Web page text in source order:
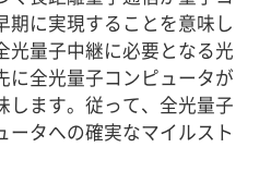
期に実現することを意味し
光量子中継に必要となる光
に全光量子コンピュータが
します。従って、全光量子
ータへの確実なマイルスト